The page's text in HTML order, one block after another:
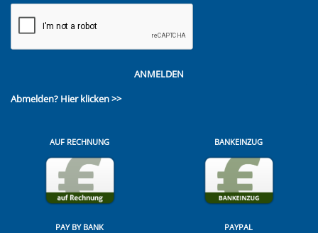
ANMELDEN
Abmelden? Hier klicken >>
AUF RECHNUNG BANKEINZUG
PAY BY BANK PAYPAL